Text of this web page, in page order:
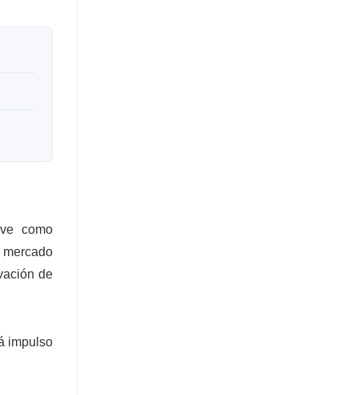
como
de
impulso